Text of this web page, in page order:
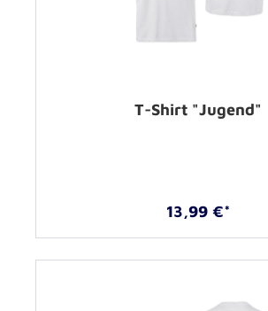
T-Shirt "Jugend"
13,99 €*